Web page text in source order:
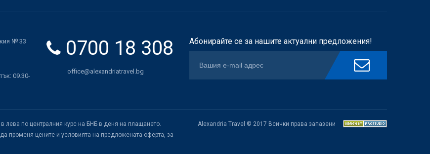
№ 33
09.30-
0700 18 308
office@alexandriatravel.bg
Абонирайте се за нашите актуални предложения!
лева по централния курс на БНБ в деня на плащането.
променя цените и условията на предложената оферта, за
Alexandria Travel © 2017 Всички права запазени